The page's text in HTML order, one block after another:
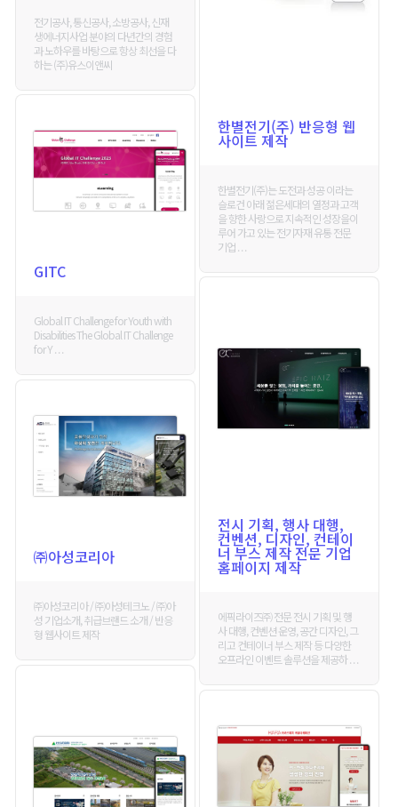
전기공사, 통신공사, 소방공사, 신재
생에너지사업 분야의 다년간의 경험
과 노하우를 바탕으로 항상 최선을 다
하는 (주)유스이앤씨
한별전기(주) 반응형 웹
사이트 제작
한별전기(주)는 도전과 성공 이라는
슬로건 아래 젊은세대의 열정과 고객
을 향한 사랑으로 지속적인 성장을이
루어 가고 있는 전기자재 유통 전문
기업 . . .
GITC
Global IT Challenge for Youth with
Disabilities The Global IT Challenge
for Y . . .
전시 기획, 행사 대행,
컨벤션, 디자인, 컨테이
너 부스 제작 전문 기업
홈페이지 제작
에픽라이즈㈜ 전문 전시 기획 및 행
사 대행, 컨벤션 운영, 공간 디자인, 그
리고 컨테이너 부스 제작 등 다양한
오프라인 이벤트 솔루션을 제공하 . . .
㈜아성코리아
㈜아성코리아 / ㈜아성테크노 / ㈜아
성 기업소개, 취급브랜드 소개 / 반응
형 웹사이트 제작